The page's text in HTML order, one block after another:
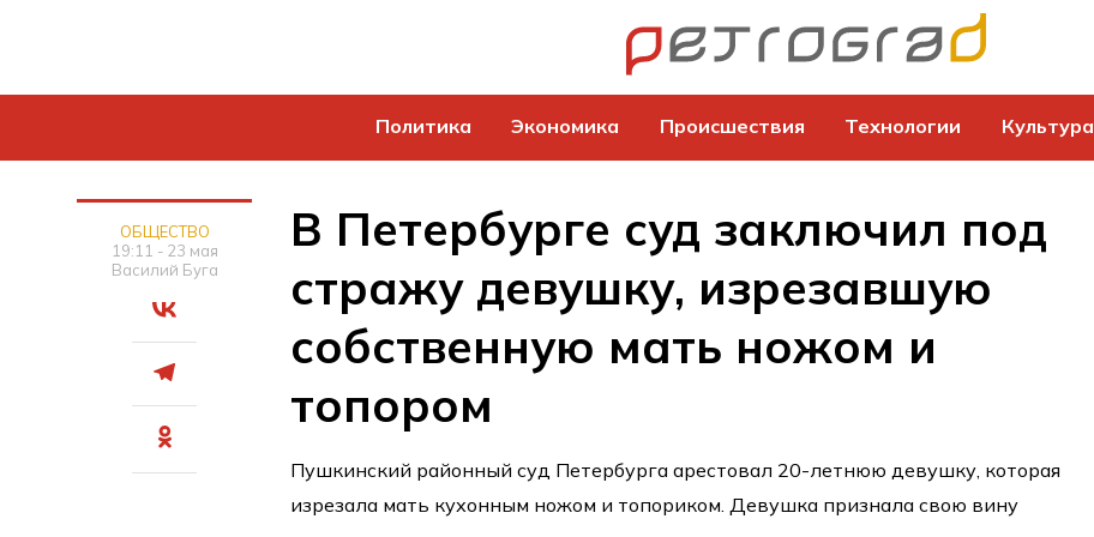
Политика Экономика Происшествия Технологии Культура
ОБЩЕСТВО
19:11 - 23 мая
Василий Буга
В Петербурге суд заключил под
стражу девушку, изрезавшую
собственную мать ножом и
топором
Пушкинский районный суд Петербурга арестовал 20-летнюю девушку, которая
изрезала мать кухонным ножом и топориком. Девушка признала свою вину